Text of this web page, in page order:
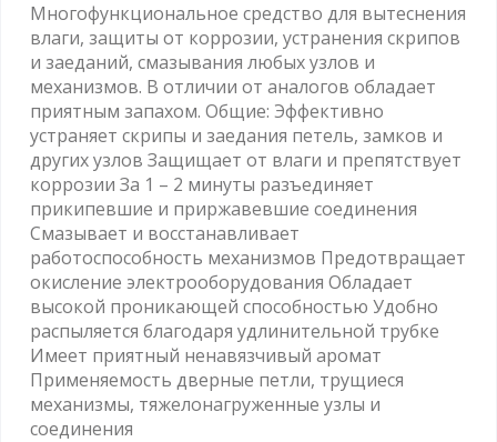
Многофункциональное средство для вытеснения
влаги, защиты от коррозии, устранения скрипов
и заеданий, смазывания любых узлов и
механизмов. В отличии от аналогов обладает
приятным запахом. Общие: Эффективно
устраняет скрипы и заедания петель, замков и
других узлов Защищает от влаги и препятствует
коррозии За 1 – 2 минуты разъединяет
прикипевшие и приржавевшие соединения
Смазывает и восстанавливает
работоспособность механизмов Предотвращает
окисление электрооборудования Обладает
высокой проникающей способностью Удобно
распыляется благодаря удлинительной трубке
Имеет приятный ненавязчивый аромат
Применяемость дверные петли, трущиеся
механизмы, тяжелонагруженные узлы и
соединения